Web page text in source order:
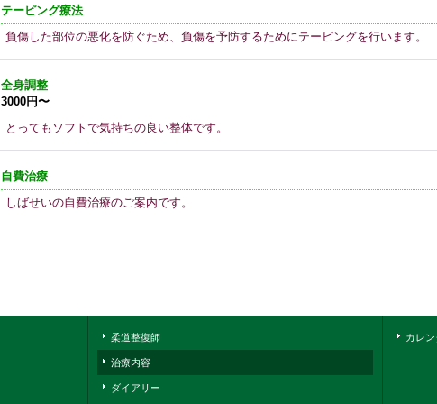
テーピング療法
負傷した部位の悪化を防ぐため、負傷を予防するためにテーピングを行います。
全身調整
3000円〜
とってもソフトで気持ちの良い整体です。
自費治療
しばせいの自費治療のご案内です。
柔道整復師
治療内容
ダイアリー
カレ